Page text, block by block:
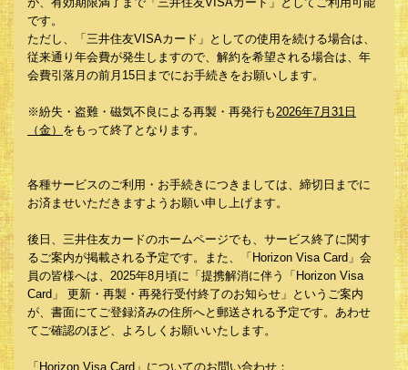
です。
ただし、「三井住友VISAカード」としての使用を続ける場合は、
従来通り年会費が発生しますので、解約を希望される場合は、年
会費引落月の前月15日までにお手続きをお願いします。
※紛失・盗難・磁気不良による再製・再発行も2026年7月31日
（金） をもって終了となります。
各種サービスのご利用・お手続きにつきましては、締切日までに
お済ませいただきますようお願い申し上げます。
後日、三井住友カードのホームページでも、サービス終了に関す
るご案内が掲載される予定です。また、「Horizon Visa Card」会
員の皆様へは、2025年8月頃に「提携解消に伴う「Horizon Visa
Card」 更新・再製・再発行受付終了のお知らせ」というご案内
が、書面にてご登録済みの住所へと郵送される予定です。あわせ
てご確認のほど、よろしくお願いいたします。
「Horizon Visa Card」についてのお問い合わせ：